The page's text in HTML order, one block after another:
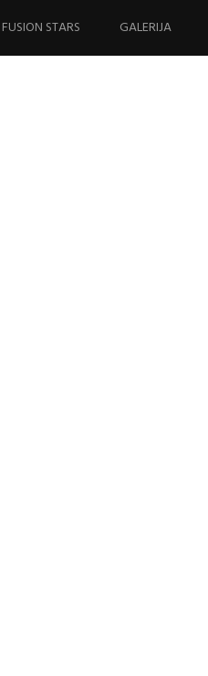
STARS GALERIJA